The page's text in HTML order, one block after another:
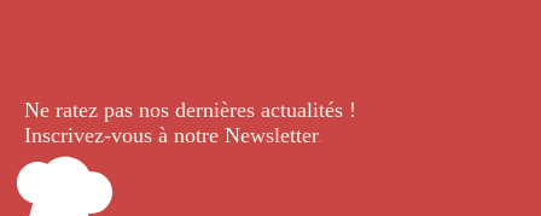
Ne ratez pas nos dernières actualités !
Inscrivez-vous à notre Newsletter.